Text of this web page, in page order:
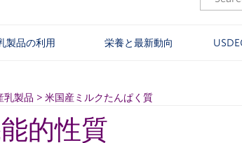
製品の利用 栄養と最新動向
乳製品 > 米国産ミルクたんぱく質
的性質